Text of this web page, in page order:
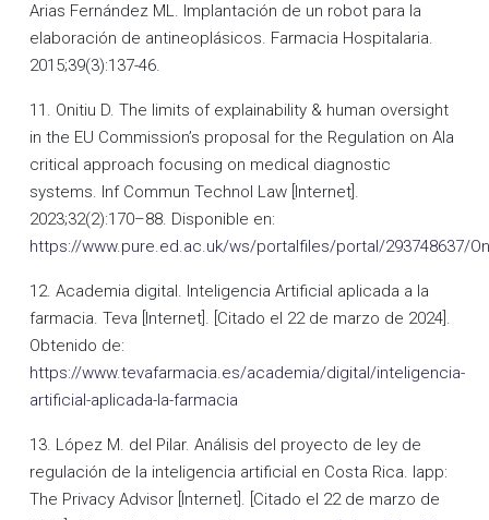
Arias Fernández ML. Implantación de un robot para la
elaboración de antineoplásicos. Farmacia Hospitalaria.
2015;39(3):137-46.
11. Onitiu D. The limits of explainability & human oversight
in the EU Commission’s proposal for the Regulation on AIa
critical approach focusing on medical diagnostic
systems. Inf Commun Technol Law [Internet].
2023;32(2):170–88. Disponible en:
https://www.pure.ed.ac.uk/ws/portalfiles/portal/293748637/
12. Academia digital. Inteligencia Artificial aplicada a la
farmacia. Teva [Internet]. [Citado el 22 de marzo de 2024].
Obtenido de:
https://www.tevafarmacia.es/academia/digital/inteligencia-
artificial-aplicada-la-farmacia
13. López M. del Pilar. Análisis del proyecto de ley de
regulación de la inteligencia artificial en Costa Rica. Iapp:
The Privacy Advisor [Internet]. [Citado el 22 de marzo de